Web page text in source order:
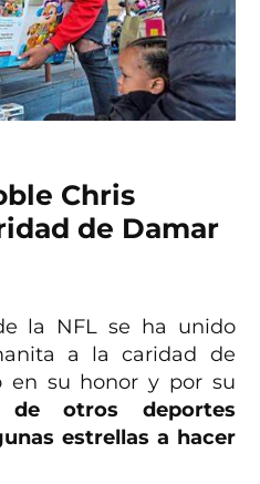
Chris
de Damar
la NFL se ha unido
a la caridad de
en su honor y por su
de otros deportes
estrellas a hacer